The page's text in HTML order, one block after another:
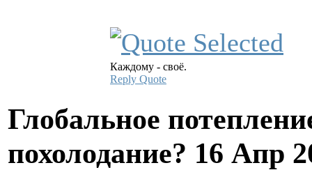
Каждому - своё.
Reply Quote
Глобальное
похолодание? 16 Апр